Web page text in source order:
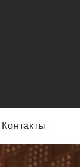
Контакты